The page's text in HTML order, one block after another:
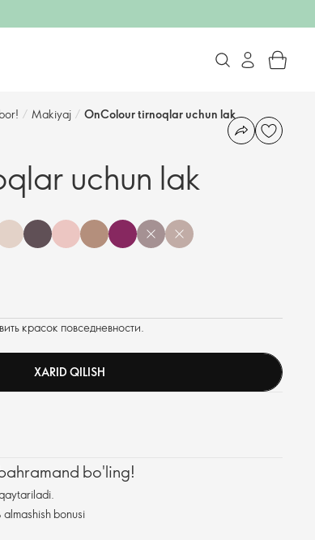
/ Makiyaj / OnColour tirnoqlar uchun lak
uchun lak
красок повседневности.
XARID QILISH
bo'ling!
bonusi